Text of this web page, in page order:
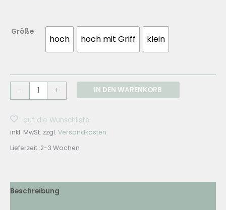
Größe
hoch hoch mit Griff klein
-
WENDELBO
Beistelltisch
Menge
+ IN DEN WARENKORB
auf die Wunschliste
inkl. MwSt. zzgl. Versandkosten
Lieferzeit: 2-3 Wochen
Beschreibung